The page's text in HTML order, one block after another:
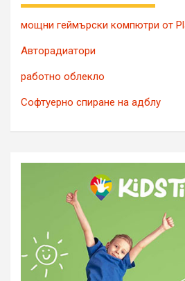
мощни геймърски компютри от
Авторадиатори
работно облекло
Софтуерно спиране на адблу